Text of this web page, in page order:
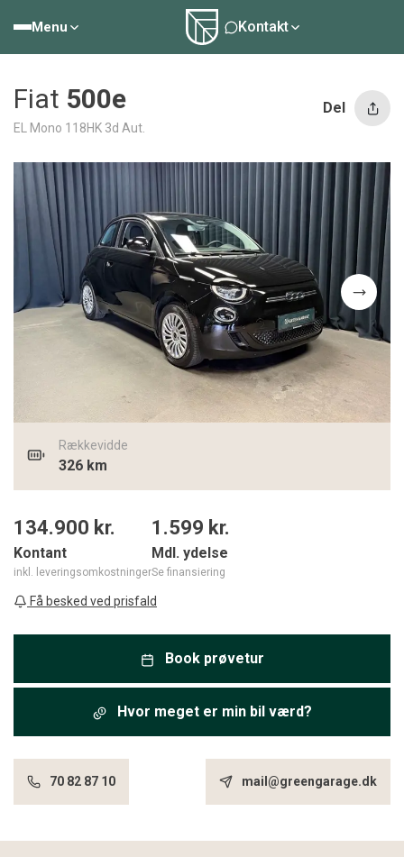
Menu Kontakt
Fiat 500e
EL Mono 118HK 3d Aut.
Del
Rækkevidde
326 km
134.900 kr.
Kontant
inkl. leveringsomkostninger
1.599 kr.
Mdl. ydelse
Se finansiering
Få besked ved prisfald
Book prøvetur
Hvor meget er min bil værd?
70 82 87 10 mail@greengarage.dk